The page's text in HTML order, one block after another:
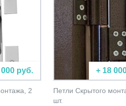
руб.
2
+ 18
Петли Скрытого
шт.